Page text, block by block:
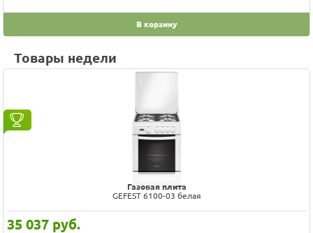
В корзину
Товары недели
Газовая плита
GEFEST 6100-03 белая
35 037 руб.